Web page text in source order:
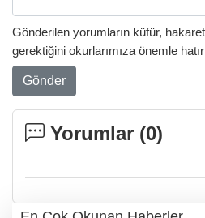
Gönderilen yorumların küfür,
gerektiğini okurlarımıza önemle
Gönder
Yorumlar (0)